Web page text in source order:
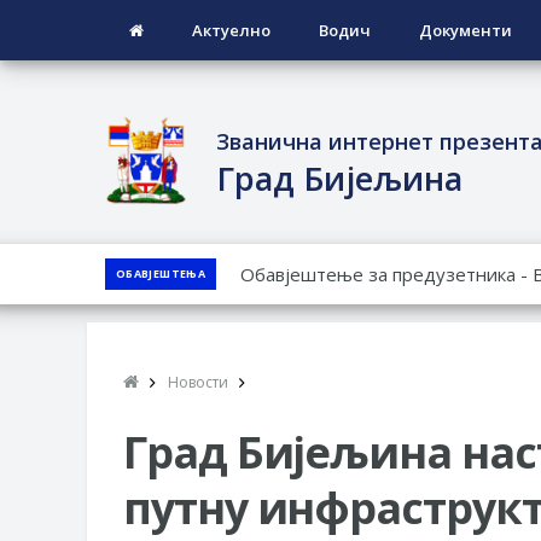
Актуелно Водич Документи
Званична интернет
Град Бијељина
ОБАВЈЕШТЕЊА
ЈАВНИ ПОЗИВ ЗА ПРИЈАВУ
ЈАВНИ КОНКУРС ЗА ДОДЈЕЛУ
ПРЕЛИМИНАРНA РАНГ ЛИСТA
ДЕМОБИЛИСАНЕ БОРЦЕ ВОЈСКЕ
СОЦИЈАЛНЕ ПОТРЕБЕ
ЈАВНИ ПОЗИВ ЗА НАЈЉЕПШЕ
Новости
Град Бијељина
путну